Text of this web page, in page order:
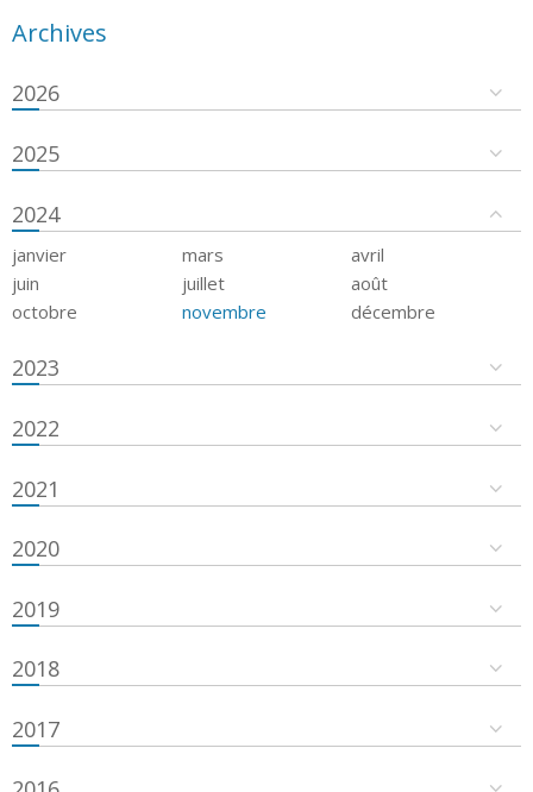
Archives
2026
2025
2024
janvier mars
avril
juin
juillet
août
octobre
novembre décembre
2023
2022
2021
2020
2019
2018
2017